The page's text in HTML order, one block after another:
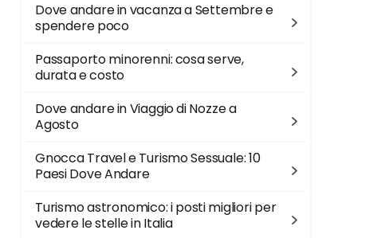
Dove andare in vacanza a Settembre e
spendere poco
Passaporto minorenni: cosa serve,
durata e costo
Dove andare in Viaggio di Nozze a
Agosto
Gnocca Travel e Turismo Sessuale: 10
Paesi Dove Andare
Turismo astronomico: i posti migliori per
vedere le stelle in Italia